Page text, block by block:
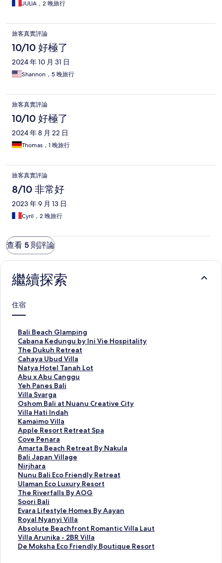
JULIA，2 晚旅行
旅客真實評論
10/10 好極了
2024 年 10 月 31 日
Shannon，5 晚旅行
旅客真實評論
10/10 好極了
2024 年 8 月 22 日
Thomas，1 晚旅行
旅客真實評論
8/10 非常好
2023 年 9 月 13 日
Cyril，2 晚旅行
查看 5 則評論
繼續探索
住宿
Bali Beach Glamping
B
a
l
i
B
e
a
c
h
G
l
a
m
p
i
n
g
的
連
結
Cabana Kedungu by Ini Vie Hospitality
C
a
b
a
n
a
K
e
d
u
n
g
u
b
y
I
n
i
V
i
e
H
o
s
The Dukuh Retreat
T
h
e
D
u
k
u
h
R
e
t
r
e
a
t
的
連
結
Cahaya Ubud Villa
C
a
h
a
y
a
U
b
u
d
V
i
l
l
a
的
連
結
Natya Hotel Tanah Lot
N
a
t
y
a
H
o
t
e
l
T
a
n
a
h
L
o
t
的
連
結
Abu x Abu Canggu
A
b
u
x
A
b
u
C
a
n
g
g
u
的
連
結
Yeh Panes Bali
Y
e
h
P
a
n
e
s
B
a
l
i
的
連
結
Villa Svarga
V
i
l
l
a
S
v
a
r
g
a
的
連
結
Oshom Bali at Nuanu Creative City
O
s
h
o
m
B
a
l
i
a
t
N
u
a
n
u
C
Villa Hati Indah
V
i
l
l
a
H
a
t
i
I
n
d
a
h
的
連
Kamaimo Villa
K
a
m
a
i
m
o
V
i
l
l
a
的
連
結
Apple Resort Retreat Spa
A
p
p
l
e
R
e
s
o
r
t
R
e
t
Cove Penara
C
o
v
e
P
e
n
a
r
a
的
連
結
Amarta Beach Retreat By Nakula
A
m
a
r
t
a
B
e
a
c
h
R
Bali Japan Village
B
a
l
i
J
a
p
a
n
V
i
Nirjhara
N
i
r
j
h
a
r
a
的
連
Nunu Bali Eco Friendly Retreat
N
u
n
u
B
a
l
i
E
Ulaman Eco Luxury Resort
U
l
a
m
a
n
E
c
The Riverfalls By AOG
T
h
e
R
i
v
e
Soori Bali
S
o
o
r
i
B
Evara Lifestyle Homes By Aayan
E
v
a
r
a
Royal Nyanyi Villa
R
o
y
a
Absolute Beachfront Romantic Villa Laut
A
b
s
Villa Arunika - 2BR Villa
V
iDe Moksha Eco Friendly Boutique Resort
D